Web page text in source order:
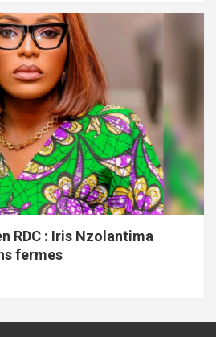
RDC : Iris Nzolantima
fermes